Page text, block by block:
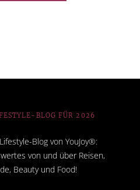
BLOG FÜR 2026
Blog von YouJoy®:
von und über Reisen,
Beauty und Food!